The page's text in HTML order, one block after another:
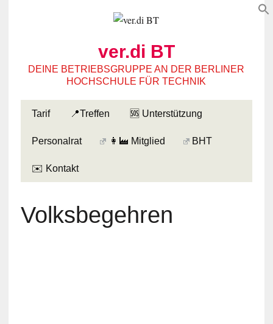
ver.di BT
DEINE BETRIEBSGRUPPE AN DER BERLINER
HOCHSCHULE FÜR TECHNIK
Tarif 📍Treffen 🆘 Unterstützung
Personalrat 👩‍🏭 Mitglied BHT
✉️ Kontakt
Volksbegehren